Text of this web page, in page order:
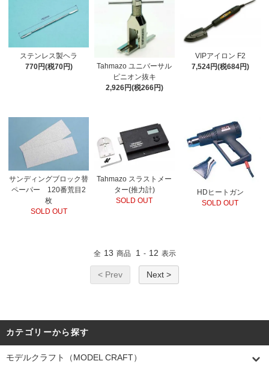
ステンレス製ヘラ
770円(税70円)
Tahmazo ユニバーサル
ピニオン抜キ
2,926円(税266円)
VIPアイロン F2
7,524円(税684円)
サンディングブロック替
ペーパー 120番荒目2
枚
SOLD OUT
Tahmazo スラストメー
ター(推力計)
SOLD OUT
HDヒートガン
SOLD OUT
全 13 商品 1 - 12 表示
< Prev Next >
カテゴリーから探す
モデルクラフト（MODEL CRAFT）